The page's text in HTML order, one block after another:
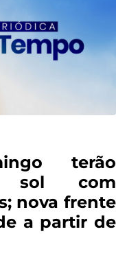
terão
sol com
nova frente
a partir de